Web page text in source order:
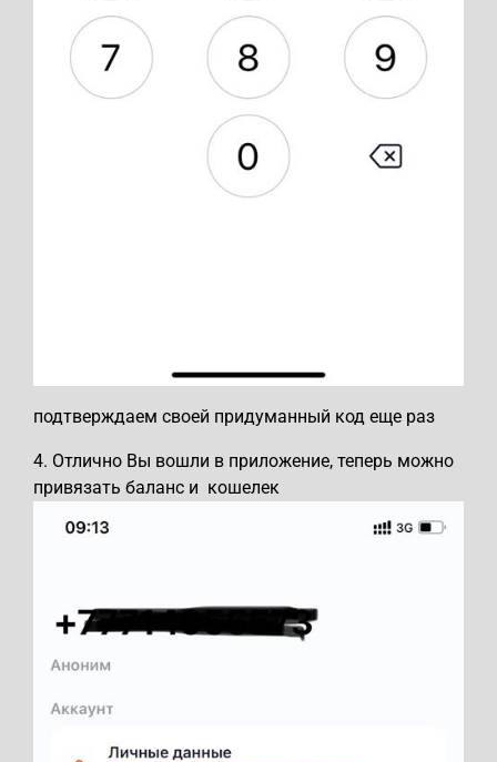
подтверждаем своей придуманный код еще раз
4. Отлично Вы вошли в приложение, теперь можно
привязать баланс и кошелек